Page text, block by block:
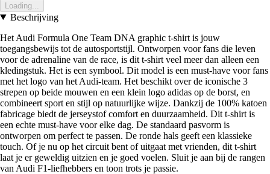
Loading...
Beschrijving
Het Audi Formula One Team DNA graphic t-shirt is jouw
toegangsbewijs tot de autosportstijl. Ontworpen voor fans die leven
voor de adrenaline van de race, is dit t-shirt veel meer dan alleen een
kledingstuk. Het is een symbool. Dit model is een must-have voor fans
met het logo van het Audi-team. Het beschikt over de iconische 3
strepen op beide mouwen en een klein logo adidas op de borst, en
combineert sport en stijl op natuurlijke wijze. Dankzij de 100% katoen
fabricage biedt de jerseystof comfort en duurzaamheid. Dit t-shirt is
een echte must-have voor elke dag. De standaard pasvorm is
ontworpen om perfect te passen. De ronde hals geeft een klassieke
touch. Of je nu op het circuit bent of uitgaat met vrienden, dit t-shirt
laat je er geweldig uitzien en je goed voelen. Sluit je aan bij de rangen
van Audi F1-liefhebbers en toon trots je passie.